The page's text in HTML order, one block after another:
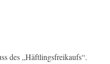
des „Häftlingsfreikaufs“.